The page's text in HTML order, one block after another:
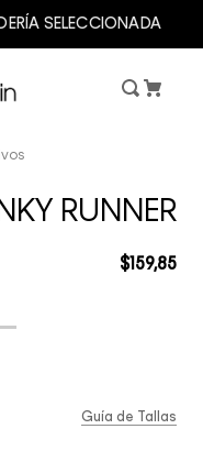
SELECCIONADA
RUNNER
$159,85
Guía de Tallas